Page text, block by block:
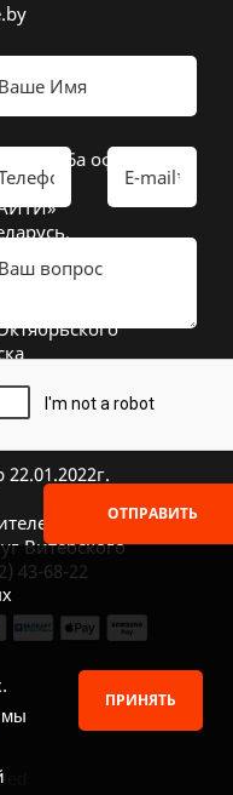
18:30
16:00
26а оф 20
оф. 20
от
OLMPBY2X
Витебского
43-68-22
ОТПРАВИТЬ
мы
ПРИНЯТЬ